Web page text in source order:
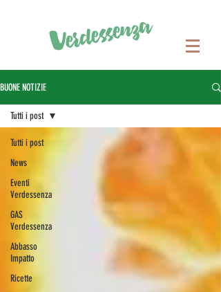
BUONE NOTIZIE
Tutti i post
News
Eventi
Verdessenza
GAS
Verdessenza
Abbasso
Impatto
Ricette
Tutti i post